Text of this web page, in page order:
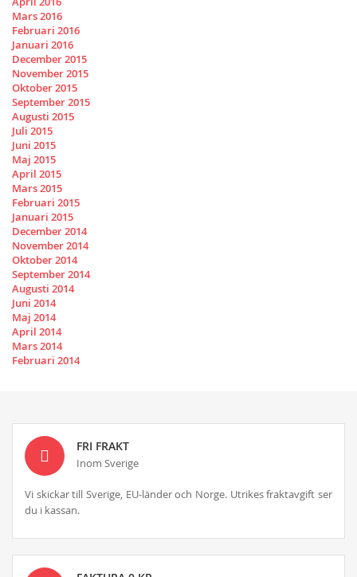
Mars 2016
Februari 2016
Januari 2016
December 2015
November 2015
Oktober 2015
September 2015
Augusti 2015
Juli 2015
Juni 2015
Maj 2015
April 2015
Mars 2015
Februari 2015
Januari 2015
December 2014
November 2014
Oktober 2014
September 2014
Augusti 2014
Juni 2014
Maj 2014
April 2014
Mars 2014
Februari 2014
FRI FRAKT
Inom Sverige
Vi skickar till Sverige, EU-länder och Norge. Utrikes fraktavgift ser
du i kassan.